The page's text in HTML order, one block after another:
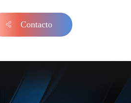
Contacto